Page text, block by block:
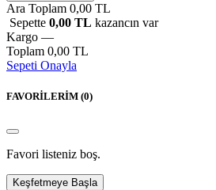
Ara Toplam 0,00 TL
Sepette 0,00 TL kazancın var
Kargo —
Toplam 0,00 TL
Sepeti Onayla
FAVORİLERİM (0)
Favori listeniz boş.
Keşfetmeye Başla